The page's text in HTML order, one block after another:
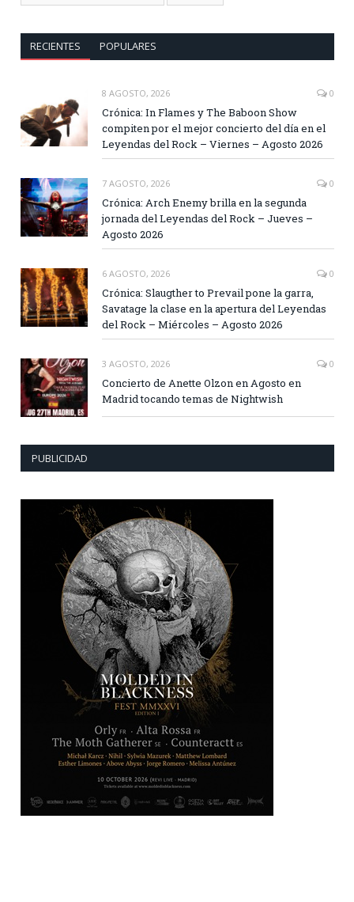
RECIENTES POPULARES
8 AGOSTO, 2026 0
Crónica: In Flames y The Baboon Show
compiten por el mejor concierto del día en el
Leyendas del Rock – Viernes – Agosto 2026
7 AGOSTO, 2026 0
Crónica: Arch Enemy brilla en la segunda
jornada del Leyendas del Rock – Jueves –
Agosto 2026
6 AGOSTO, 2026 0
Crónica: Slaugther to Prevail pone la garra,
Savatage la clase en la apertura del Leyendas
del Rock – Miércoles – Agosto 2026
3 AGOSTO, 2026 0
Concierto de Anette Olzon en Agosto en
Madrid tocando temas de Nightwish
PUBLICIDAD